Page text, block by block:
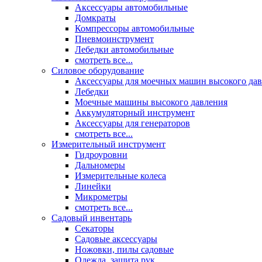
Аксессуары автомобильные
Домкраты
Компрессоры автомобильные
Пневмоинструмент
Лебедки автомобильные
смотреть все...
Силовое оборудование
Аксессуары для моечных машин высокого
Лебедки
Моечные машины высокого давления
Аккумуляторный инструмент
Аксессуары для генераторов
смотреть все...
Измерительный инструмент
Гидроуровни
Дальномеры
Измерительные колеса
Линейки
Микрометры
смотреть все...
Садовый инвентарь
Секаторы
Садовые аксессуары
Ножовки, пилы садовые
Одежда, защита рук